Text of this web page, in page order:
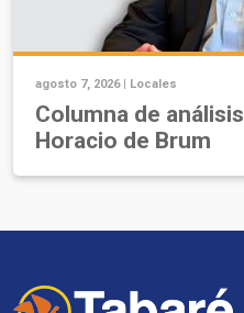
agosto 7, 2026 | Locales
Columna de
Horacio de Brum